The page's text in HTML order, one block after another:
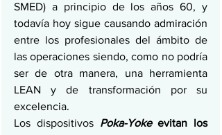
SMED) a principio de los años 60, y
todavía hoy sigue causando admiración
entre los profesionales del ámbito de
las operaciones siendo, como no podría
ser de otra manera, una herramienta
LEAN y de transformación por su
excelencia.
Los dispositivos Poka-Yoke evitan los